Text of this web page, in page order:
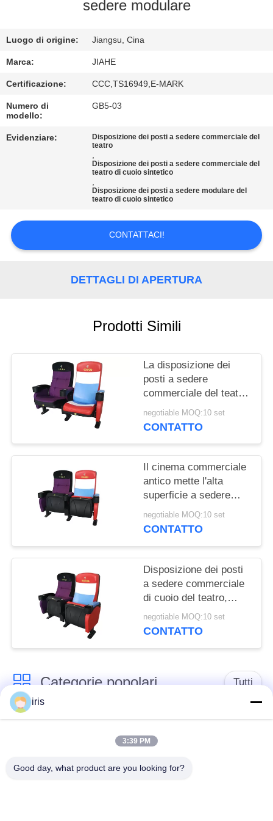
CONTROLLO
QUALITÀ
CONTATTICI
NOTIZIE
DEL
SITO
PRIVACY
sedere modulare
Luogo di origine: Jiangsu, Cina
Marca: JIAHE
Certificazione: CCC,TS16949,E-MARK
Numero di
modello:
GB5-03
Evidenziare:
Disposizione dei posti a sedere commerciale del
teatro
,
Disposizione dei posti a sedere commerciale del
teatro di cuoio sintetico
,
Disposizione dei posti a sedere modulare del
teatro di cuoio sintetico
CONTATTACI!
DETTAGLI DI APERTURA
Prodotti Simili
La disposizione dei
posti a sedere
commerciale del teatro
della stanza di media
ha personalizzato la
negotiable MOQ:10 set
CONTATTO
Il cinema commerciale
antico mette l'alta
superficie a sedere
indietro strutturata del
polipropilene di impatto
negotiable MOQ:10 set
CONTATTO
Disposizione dei posti
a sedere commerciale
di cuoio del teatro,
schienale ergonomico
della sedia del Recliner
negotiable MOQ:10 set
CONTATTO
Categorie popolari Tutti
Sedili di lusso del
Sedili del bus del
sottobicchiere
Autista di autobus
iris
3:39 PM
Good day, what product are you looking for?